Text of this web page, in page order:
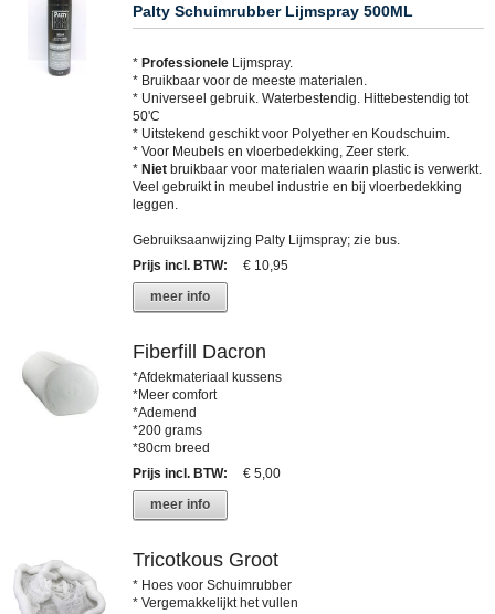
Palty Schuimrubber Lijmspray 500ML
* Professionele Lijmspray.
* Bruikbaar voor de meeste materialen.
* Universeel gebruik. Waterbestendig. Hittebestendig tot
50'C
* Uitstekend geschikt voor Polyether en Koudschuim.
* Voor Meubels en vloerbedekking, Zeer sterk.
* Niet bruikbaar voor materialen waarin plastic is verwerkt.
Veel gebruikt in meubel industrie en bij vloerbedekking
leggen.
Gebruiksaanwijzing Palty Lijmspray; zie bus.
Prijs incl. BTW:
€ 10,95
meer info
Fiberfill Dacron
*Afdekmateriaal kussens
*Meer comfort
*Ademend
*200 grams
*80cm breed
Prijs incl. BTW:
€ 5,00
meer info
Tricotkous Groot
* Hoes voor Schuimrubber
* Vergemakkelijkt het vullen